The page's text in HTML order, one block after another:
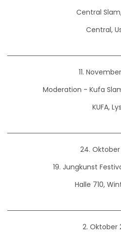
Central
Central,
11.
Moderation - Kufa
KUFA,
24. Oktober
19. Jungkunst
Halle 710,
2. Oktober